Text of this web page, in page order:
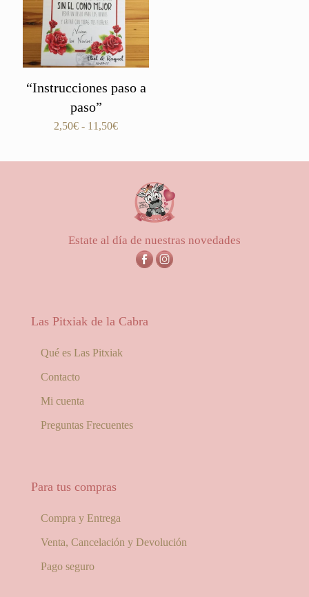
“Instrucciones paso a
paso”
2,50€ - 11,50€Rango
hasta
11,50€
Estate al día de nuestras novedades
Las Pitxiak de la Cabra
Qué es Las Pitxiak
Contacto
Mi cuenta
Preguntas Frecuentes
Para tus compras
Compra y Entrega
Venta, Cancelación y Devolución
Pago seguro